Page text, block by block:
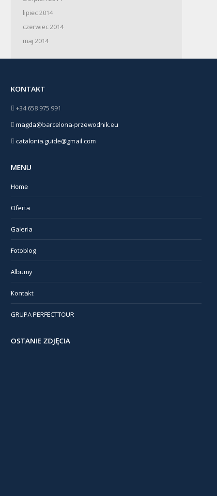
lipiec 2014
czerwiec 2014
maj 2014
KONTAKT
+34 658 975 991
magda@barcelona-przewodnik.eu
catalonia.guide@gmail.com
MENU
Home
Oferta
Galeria
Fotoblog
Albumy
Kontakt
GRUPA PERFECTTOUR
OSTANIE ZDJĘCIA